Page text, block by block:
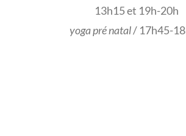
13h15 et 19h-20h
yoga pré natal/ 17h45-